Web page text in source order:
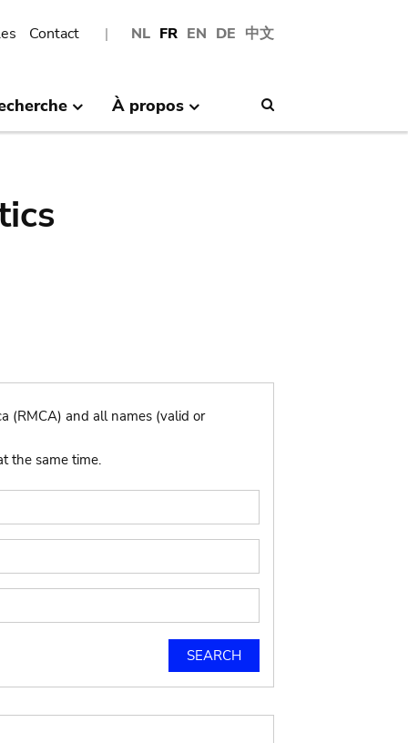
NL FR EN DE 中文
Contact
À propos
(RMCA) and all names (valid or
the same time.